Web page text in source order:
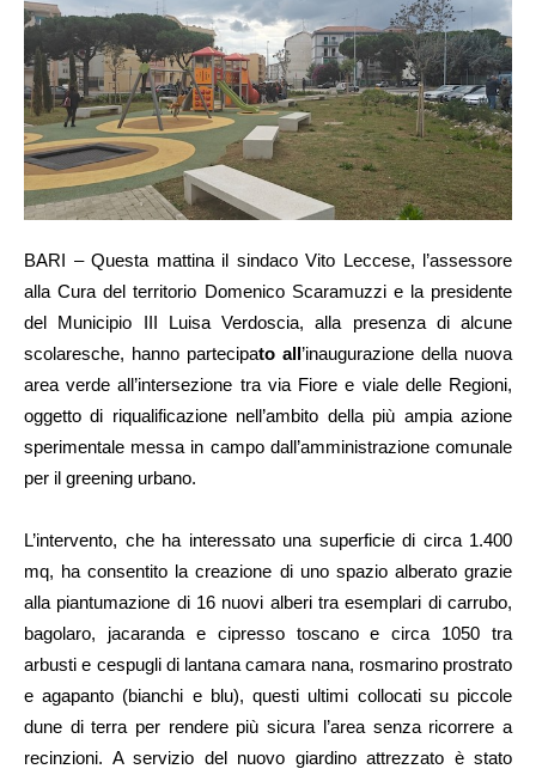
BARI – Questa mattina il sindaco Vito Leccese, l’assessore
alla Cura del territorio Domenico Scaramuzzi e la presidente
del Municipio III Luisa Verdoscia, alla presenza di alcune
scolaresche, hanno partecipato all’inaugurazione della nuova
area verde all’intersezione tra via Fiore e viale delle Regioni,
oggetto di riqualificazione nell’ambito della più ampia azione
sperimentale messa in campo dall’amministrazione comunale
per il greening urbano.
L’intervento, che ha interessato una superficie di circa 1.400
mq, ha consentito la creazione di uno spazio alberato grazie
alla piantumazione di 16 nuovi alberi tra esemplari di carrubo,
bagolaro, jacaranda e cipresso toscano e circa 1050 tra
arbusti e cespugli di lantana camara nana, rosmarino prostrato
e agapanto (bianchi e blu), questi ultimi collocati su piccole
dune di terra per rendere più sicura l’area senza ricorrere a
recinzioni. A servizio del nuovo giardino attrezzato è stato